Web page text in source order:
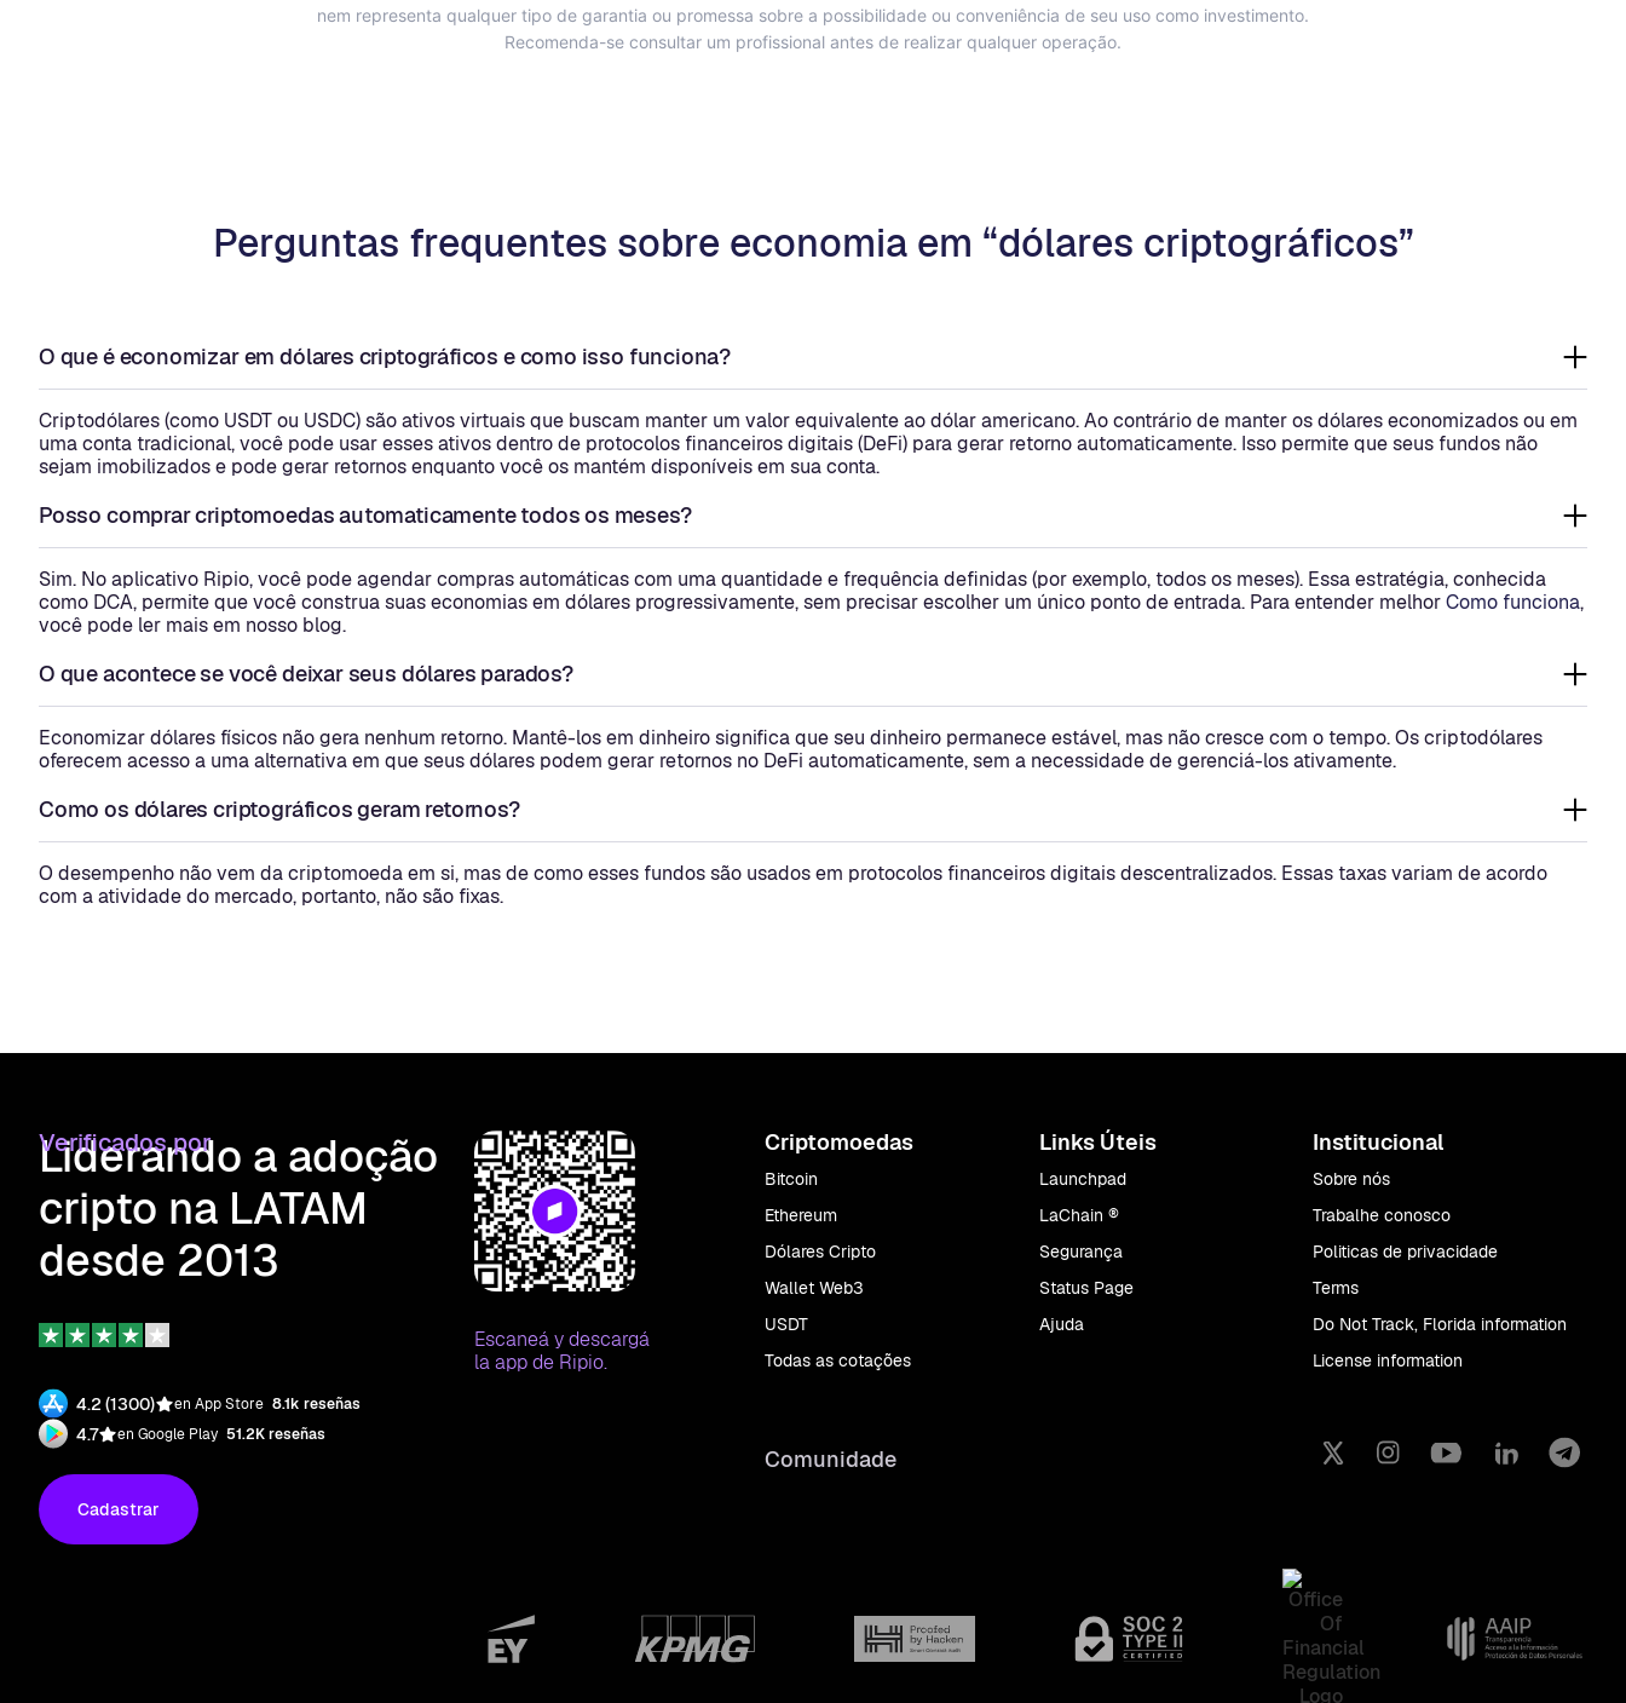
nem representa qualquer tipo de garantia ou promessa sobre a possibilidade ou conveniência de seu uso como investimento.
Recomenda-se consultar um profissional antes de realizar qualquer operação.
Perguntas frequentes sobre economia em “dólares criptográficos”
O que é economizar em dólares criptográficos e como isso funciona?
Criptodólares (como USDT ou USDC) são ativos virtuais que buscam manter um valor equivalente ao dólar americano. Ao contrário de manter os dólares economizados ou em
uma conta tradicional, você pode usar esses ativos dentro de protocolos financeiros digitais (DeFi) para gerar retorno automaticamente. Isso permite que seus fundos não
sejam imobilizados e pode gerar retornos enquanto você os mantém disponíveis em sua conta.
Posso comprar criptomoedas automaticamente todos os meses?
Sim. No aplicativo Ripio, você pode agendar compras automáticas com uma quantidade e frequência definidas (por exemplo, todos os meses). Essa estratégia, conhecida
como DCA, permite que você construa suas economias em dólares progressivamente, sem precisar escolher um único ponto de entrada. Para entender melhorComo funciona,
você pode ler mais em nosso blog.
O que acontece se você deixar seus dólares parados?
Economizar dólares físicos não gera nenhum retorno. Mantê-los em dinheiro significa que seu dinheiro permanece estável, mas não cresce com o tempo. Os criptodólares
oferecem acesso a uma alternativa em que seus dólares podem gerar retornos no DeFi automaticamente, sem a necessidade de gerenciá-los ativamente.
Como os dólares criptográficos geram retornos?
O desempenho não vem da criptomoeda em si, mas de como esses fundos são usados em protocolos financeiros digitais descentralizados. Essas taxas variam de acordo
com a atividade do mercado, portanto, não são fixas.
Verificados por
Liderando a adoção
cripto na LATAM
desde 2013
4.2 (1300) en App Store 8.1k reseñas
4.7 en Google Play 51.2K reseñas
Cadastrar
Escaneá y descargá
la app de Ripio.
Criptomoedas
Bitcoin
Ethereum
Dólares Cripto
Wallet Web3
USDT
Todas as cotações
Links Úteis
Launchpad
LaChain ®
Segurança
Status Page
Ajuda
Institucional
Sobre nós
Trabalhe conosco
Politicas de privacidade
Terms
Do Not Track, Florida information
License information
Comunidade